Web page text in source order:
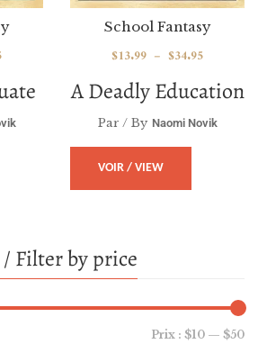
A Deadly Education
School Fantasy
$13.99 – $34.95
Par / By Naomi Novik
VOIR / VIEW
Filter by price
Prix : $10 — $50